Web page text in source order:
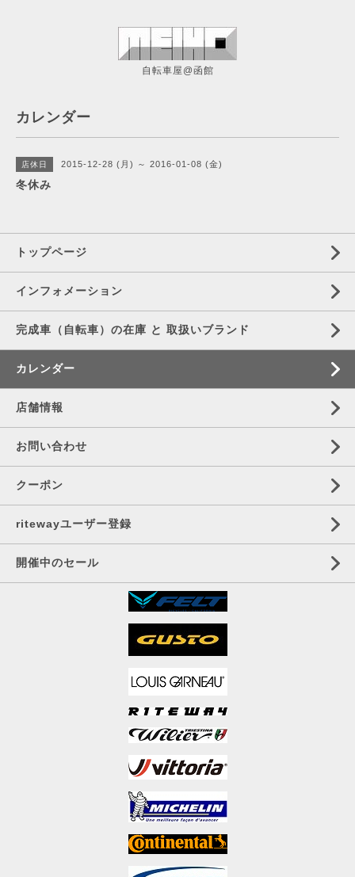
自転車屋@函館
カレンダー
店休日 2015-12-28 (月) ～ 2016-01-08 (金)
冬休み
トップページ
インフォメーション
完成車（自転車）の在庫 と 取扱いブランド
カレンダー
店舗情報
お問い合わせ
クーポン
ritewayユーザー登録
開催中のセール